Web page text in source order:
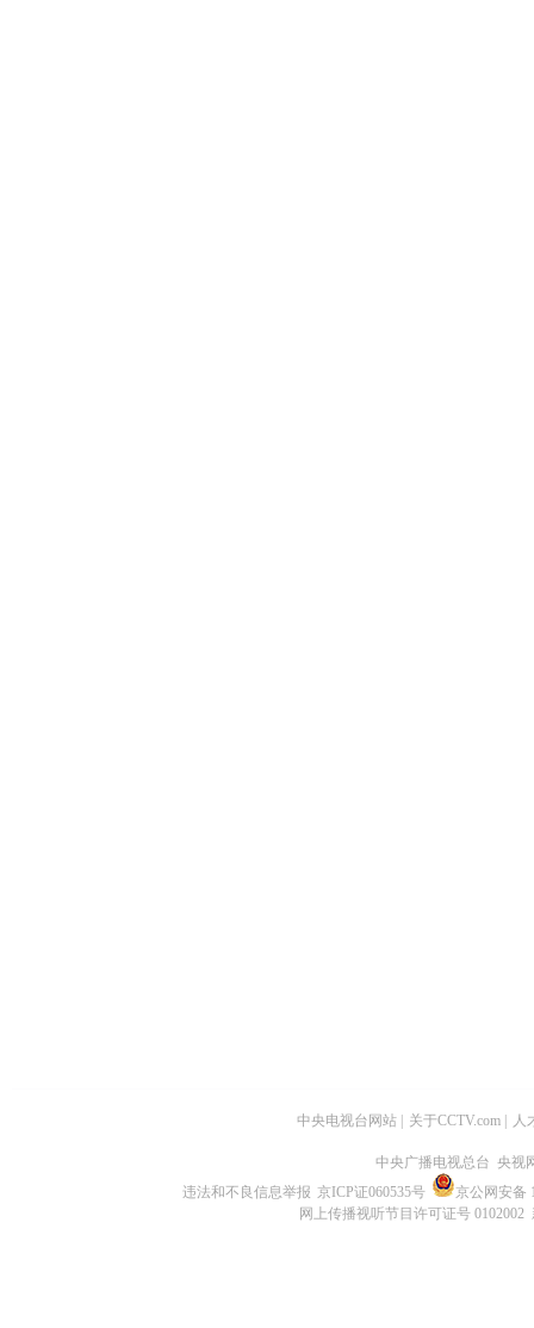
中央电视台网站 关于CCTV.com 人
中央广播电视总台 央视
违法和不良信息举报 京ICP证060535号
京公网安备
网上传播视听节目许可证号 0102002